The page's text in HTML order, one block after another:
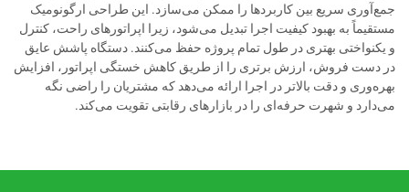
جمع‌آوری سریع بین کاربردها را ممکن می‌سازد. این طراحی ارگونومیک
مستقیماً به بهبود کیفیت اجرا تبدیل می‌شود، زیرا اپراتورهای راحت، کنترل
و یکنواختی بهتری در طول تمام پروژه حفظ می‌کنند. دستگاه پاشش عایق
در دست فروش، ارزش برتری را از طریق کاهش خستگی اپراتور، افزایش
بهره‌وری و دقت بالاتر در اجرا ارائه می‌دهد که مشتریان را راضی نگه
می‌دارد و شهرت حرفه‌ای را در بازارهای رقابتی تقویت می‌کند.